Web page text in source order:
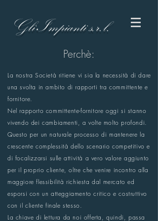
Gli Impianti s.r.l.
Perchè:
La nostra Società ritiene vi sia la necessità di dare
una svolta in ambito di rapporti tra committente e
fornitore.
Nel rapporto committente-fornitore oggi si stanno
vivendo dei cambiamenti, a volte molto profondi.
Questo per un naturale processo di mantenere la
crescente complessità dello scenario competitivo e
di focalizzarsi sulle attività a vero valore aggiunto
per il proprio cliente, oltre che venire incontro alla
maggiore flessibilità richiesta dal mercato ed
esporsi con un atteggiamento critico e costruttivo
con il cliente finale stesso.
La chiave di lettura da noi offerta, quindi, passa